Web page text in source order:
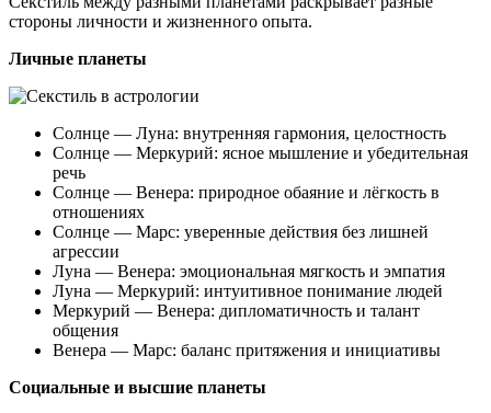
стороны личности и жизненного опыта.
Личные планеты
Солнце — Луна: внутренняя гармония, целостность
Солнце — Меркурий: ясное мышление и убедительная
речь
Солнце — Венера: природное обаяние и лёгкость в
отношениях
Солнце — Марс: уверенные действия без лишней
агрессии
Луна — Венера: эмоциональная мягкость и эмпатия
Луна — Меркурий: интуитивное понимание людей
Меркурий — Венера: дипломатичность и талант
общения
Венера — Марс: баланс притяжения и инициативы
Социальные и высшие планеты